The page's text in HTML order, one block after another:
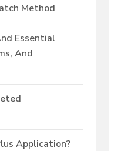
Method
Essential
And
Application?